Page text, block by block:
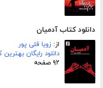
دانلود کتاب آدمیان
از: زویا قلی پور
دانلود رایگان
۹۲ صفحه